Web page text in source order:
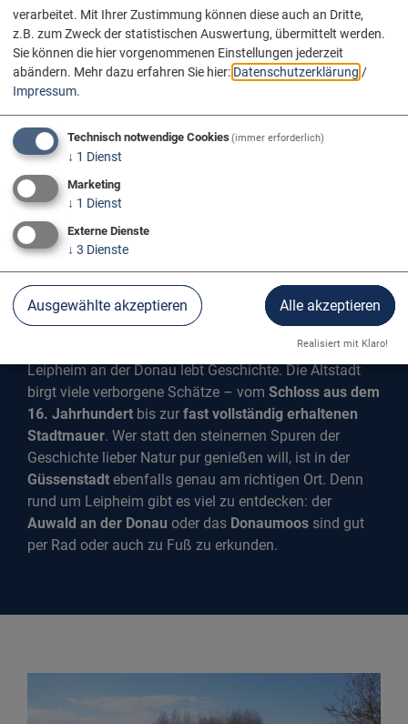
LEIPHEIM
Leipheim an der Donau lebt Geschichte. Die Altstadt
birgt viele verborgene Schätze – vom Schloss aus dem
16. Jahrhundert bis zur fast vollständig erhaltenen
Stadtmauer. Wer statt den steinernen Spuren der
Geschichte lieber Natur pur genießen will, ist in der
Güssenstadt ebenfalls genau am richtigen Ort. Denn
rund um Leipheim gibt es viel zu entdecken: der
Auwald an der Donau oder das Donaumoos sind gut
per Rad oder auch zu Fuß zu erkunden.
verarbeitet. Mit Ihrer Zustimmung können diese auch an Dritte,
z.B. zum Zweck der statistischen Auswertung, übermittelt werden.
Sie können die hier vorgenommenen Einstellungen jederzeit
abändern. Mehr dazu erfahren Sie hier: Datenschutzerklärung /
Impressum.
Technisch notwendige Cookies(immer erforderlich)
↓ 1 Dienst
Marketing
↓ 1 Dienst
Externe Dienste
↓ 3 Dienste
Ausgewählte akzeptieren Alle akzeptieren
Realisiert mit Klaro!